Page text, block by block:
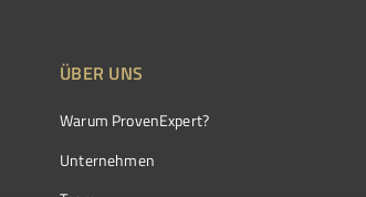
ÜBER UNS
Warum ProvenExpert?
Unternehmen